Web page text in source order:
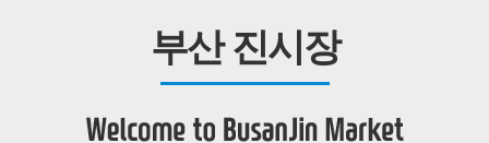
부산 진시장